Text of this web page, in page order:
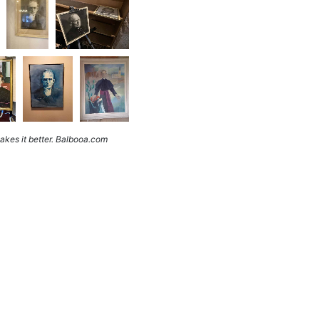
it better. Balbooa.com